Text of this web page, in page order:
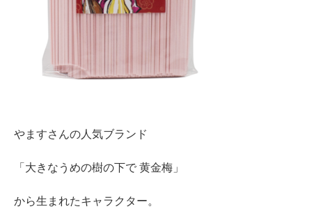
やますさんの人気ブランド
「大きなうめの樹の下で 黄金梅」
から生まれたキャラクター。